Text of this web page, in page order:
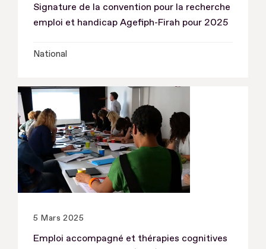
Signature de la convention pour la recherche
emploi et handicap Agefiph-Firah pour 2025
National
5 Mars 2025
Emploi accompagné et thérapies cognitives